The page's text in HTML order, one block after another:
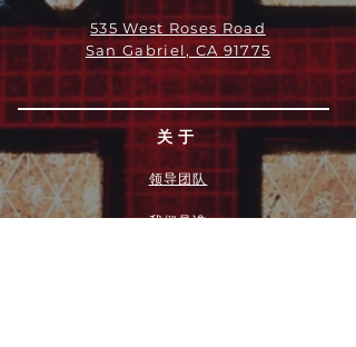
535 West Roses Road
San Gabriel, CA 91775
关于
领导团队
我们是谁